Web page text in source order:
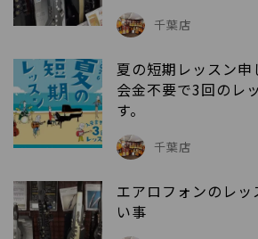
千葉店
夏の短期レッスン
会金不要で3回のレ
す。
千葉店
エアロフォンのレ
い事